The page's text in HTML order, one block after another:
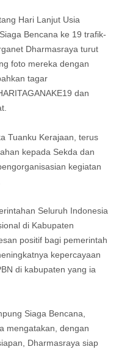
Hari Lanjut Usia
Bencana ke 19 trafik-
Dharmasraya turut
foto mereka dengan
tagar
dan
Tuanku Kerajaan, terus
kepada Sekda dan
kegiatan
Seluruh Indonesia
di Kabupaten
positif bagi pemerintah
kepercayaan
di kabupaten yang ia
Siaga Bencana,
mengatakan, dengan
Dharmasraya siap